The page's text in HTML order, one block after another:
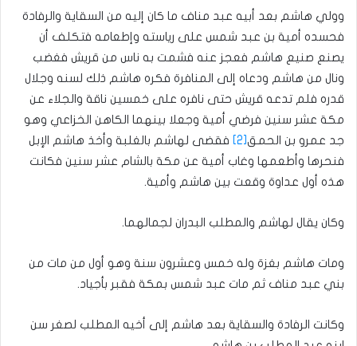
وولي هاشم بعد أبيه عبد مناف ما كان إليه من السقاية والرفادة
فحسده أمية بن عبد شمس على رياسته وإطعامه فتكلف أن
يصنع صنيع هاشم فعجز عنه فشمت به ناس من قريش فغضب
ونال من هاشم ودعاه إلى المنافرة فكره هاشم ذلك لسنه وجلال
قدره فلم تدعه قريش حتى نافره على خمسين ناقة والجلاء عن
مكة عشر سنين فرضي أمية وجعلا بينهما الكاهن الخزاعي وهو
جد عمرو بن الحمق[2]
فقضى لهاشم بالغلبة وأخذ هاشم الإبل
فنحرها وأطعمها وغاب أمية عن مكة بالشام عشر سنين فكانت
هذه أول عداوة وقعت بين هاشم وأمية‏.‏
وكان يقال لهاشم والمطلب البدران لجمالهما‏.‏
ومات هاشم بغزة وله خمس وعشرون سنة وهو أول من مات من
بني عبد مناف ثم مات عبد شمس بمكة فقبر بأجياد‏.‏
وكانت الرفادة والسقاية بعد هاشم إلى أخيه المطلب لصغر سن